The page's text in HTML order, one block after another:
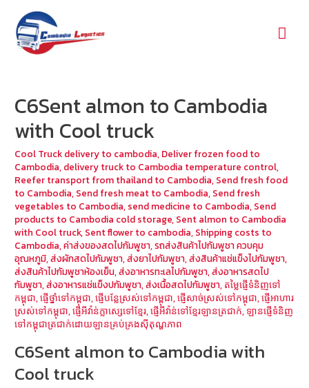
C6Sent almon to Cambodia
with Cool truck
Cool Truck delivery to cambodia, Deliver frozen food to
Cambodia, delivery truck to Cambodia temperature control,
Reefer transport from thailand to Cambodia, Send fresh food
to Cambodia, Send fresh meat to Cambodia, Send fresh
vegetables to Cambodia, send medicine to Cambodia, Send
products to Cambodia cold storage, Sent almon to Cambodia
with Cool truck, Sent flower to cambodia, Shipping costs to
Cambodia,ค่าส่งของสดไปกัมพูชา,รถส่งสินค้าไปกัมพูชา ควบคุม
อุณหภูมิ,ส่งผักสดไปกัมพูชา,ส่งยาไปกัมพูชา,ส่งสินค้าแช่แข็งไปกัมพูชา,
ส่งสินค้าไปกัมพูชาห้องเย็น,ส่งอาหารทะเลไปกัมพูชา,ส่งอาหารสดไป
กัมพูชา,ส่งอาหารแช่แข็งปกัมพูชา,ส่งเนื้อสดไปกัมพูชา, តម្លៃផ្ញើទំនិញទៅ
កម្ពុជា,ផ្ញើថ្នាំទៅកម្ពុជា,ផ្ញើបន្លែស្រស់ទៅកម្ពុជា,ផ្ញើសាច់ស្រស់ទៅកម្ពុជា,ផ្ញើអាហារ
ស្រស់ទៅកម្ពុជា,ផ្ញើអីវ៉ាន់ក្លាស្សេទៅខ្មែរ,ផ្ញើអីវ៉ាន់ទៅខ្មែរឡានត្រជាក់, ឡានផ្ញើទំនិញ
ទៅកម្ពុជាត្រជាក់ដោយឡានគ្រប់គ្រងស៊ីតុណ្ហភាព
C6Sent almon to Cambodia with
Cool truck